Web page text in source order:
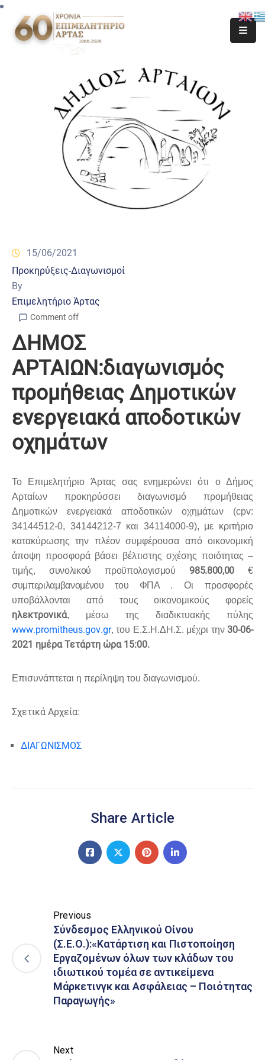
15/06/2021
Προκηρύξεις-Διαγωνισμοί
By
Επιμελητήριο Άρτας
Comment off
ΔΗΜΟΣ
ΑΡΤΑΙΩΝ:διαγωνισμός
προμήθειας Δημοτικών
ενεργειακά αποδοτικών
οχημάτων
Το Επιμελητήριο Άρτας σας ενημερώνει ότι ο Δήμος
Αρταίων προκηρύσσει διαγωνισμό προμήθειας
Δημοτικών ενεργειακά αποδοτικών οχημάτων (cpv:
34144512-0, 34144212-7 και 34114000-9), με κριτήριο
κατακύρωσης την πλέον συμφέρουσα από οικονομική
άποψη προσφορά βάσει βέλτιστης σχέσης ποιότητας –
τιμής, συνολικού προϋπολογισμού985.800,00€
συμπεριλαμβανομένου του ΦΠΑ . Οι προσφορές
υποβάλλονται από τους οικονομικούς φορείς
ηλεκτρονικά, μέσω της διαδικτυακής πύλης
www.promitheus.gov.gr, του Ε.Σ.Η.ΔΗ.Σ. μέχρι την 30-06-
2021 ημέρα Τετάρτη ώρα 15:00.
Επισυνάπτεται η περίληψη του διαγωνισμού.
Σχετικά Αρχεία:
ΔΙΑΓΩΝΙΣΜΟΣ
Share Article
Previous
Σύνδεσμος Ελληνικού Οίνου
(Σ.Ε.Ο.):«Κατάρτιση και Πιστοποίηση
Εργαζομένων όλων των κλάδων του
ιδιωτικού τομέα σε αντικείμενα
Μάρκετινγκ και Ασφάλειας – Ποιότητας
Παραγωγής»
Next